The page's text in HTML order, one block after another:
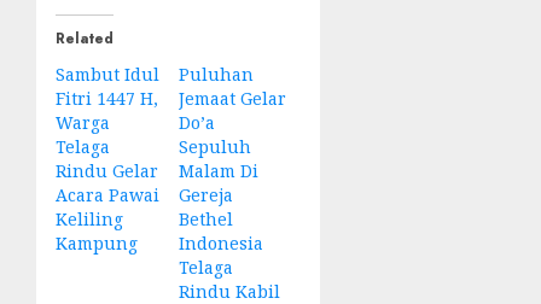
Related
Sambut Idul
Fitri 1447 H,
Warga
Telaga
Rindu Gelar
Acara Pawai
Keliling
Kampung
Puluhan
Jemaat Gelar
Do’a
Sepuluh
Malam Di
Gereja
Bethel
Indonesia
Telaga
Rindu Kabil